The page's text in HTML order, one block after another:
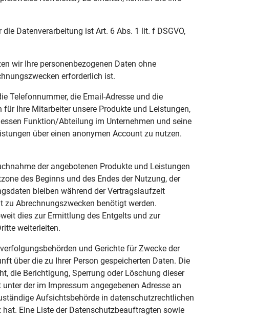
Datenverarbeitung ist Art. 6 Abs. 1 lit. f DSGVO,
wir Ihre personenbezogenen Daten ohne
erforderlich ist.
Telefonnummer, die Email-Adresse und die
Ihre Mitarbeiter unsere Produkte und Leistungen,
Funktion/Abteilung im Unternehmen und seine
über einen anonymen Account zu nutzen.
der angebotenen Produkte und Leistungen
des Beginns und des Endes der Nutzung, der
bleiben während der Vertragslaufzeit
Abrechnungszwecken benötigt werden.
dies zur Ermittlung des Entgelts und zur
weiterleiten.
und Gerichte für Zwecke der
über die zu Ihrer Person gespeicherten Daten. Die
die Berichtigung, Sperrung oder Löschung dieser
der im Impressum angegebenen Adresse an
Aufsichtsbehörde in datenschutzrechtlichen
Eine Liste der Datenschutzbeauftragten sowie